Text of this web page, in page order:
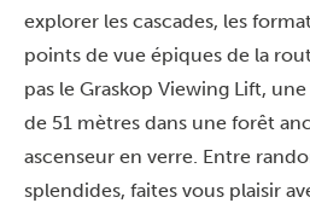
explorer les cascades, les
points de vue épiques de la
pas le Graskop Viewing Lift,
de 51 mètres dans une forêt
ascenseur en verre. Entre
splendides, faites vous plaisir